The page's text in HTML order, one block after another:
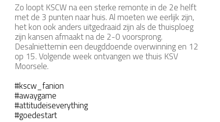
Zo loopt KSCW na een sterke remonte in de 2e helft
met de 3 punten naar huis. Al moeten we eerlijk zijn,
het kon ook anders uitgedraaid zijn als de thuisploeg
zijn kansen afmaakt na de 2-0 voorsprong.
Desalniettemin een deugddoende overwinning en 12
op 15. Volgende week ontvangen we thuis KSV
Moorsele.
#kscw_fanion
#awaygame
#attitudeiseverything
#goedestart